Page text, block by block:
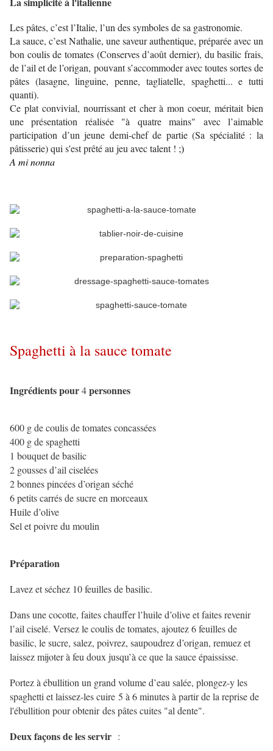
Les pâtes, c’est l’Italie, l’un des symboles de sa gastronomie.
La sauce, c’est Nathalie, une saveur authentique, préparée avec un
bon coulis de tomates (Conserves d’août dernier), du basilic frais,
de l’ail et de l’origan, pouvant s’accommoder avec toutes sortes de
pâtes (lasagne, linguine, penne, tagliatelle, spaghetti... e tutti
quanti).
Ce plat convivial, nourrissant et cher à mon coeur, méritait bien
une présentation réalisée "à quatre mains" avec l’aimable
participation d’un jeune demi-chef de partie (Sa spécialité : la
pâtisserie) qui s'est prêté au jeu avec talent ! ;)
A mi nonna
Spaghetti à la sauce tomate
Ingrédientspour4personnes
600 g de coulis de tomates concassées
400 g de spaghetti
1 bouquet de basilic
2 gousses d’ail ciselées
2 bonnes pincées d’origan séché
6 petits carrés de sucre en morceaux
Huile d’olive
Sel et poivre du moulin
Préparation
Lavez et séchez 10 feuilles de basilic.
Dans une cocotte, faites chauffer l’huile d’olive et faites revenir
l’ail ciselé. Versez le coulis de tomates, ajoutez 6 feuilles de
basilic, le sucre, salez, poivrez, saupoudrez d’origan, remuez et
laissez mijoter à feu doux jusqu’à ce que la sauce épaississe.
Portez à ébullition un grand volume d’eau salée, plongez-y les
spaghetti et laissez-les cuire 5 à 6 minutes à partir de la reprise de
l'ébullition pour obtenir des pâtes cuites "al dente".
Deux façons de les servir :